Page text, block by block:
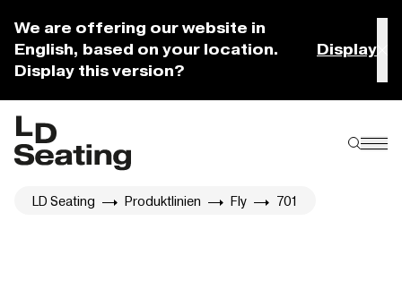
We are offering our website in
English, based on your location.
Display this version?
Display
LD Seating Produktlinien Fly 701